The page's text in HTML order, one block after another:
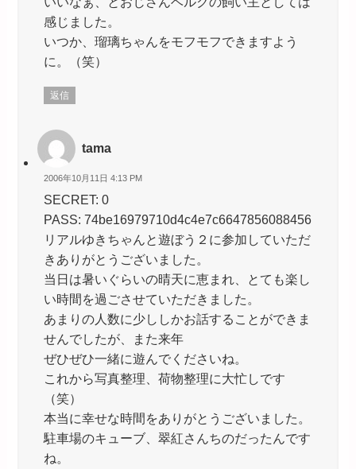
感じました。
いつか、瑠璃ちゃんをモフモフできますよう
に。（笑）
返信
tama
2006年10月11日 4:13 PM
SECRET: 0
PASS: 74be16979710d4c4e7c6647856088456
リアルゆきちゃんと遊ぼう２に参加していただ
きありがとうございました。
当日は暑いぐらいの晴天に恵まれ、とても楽し
い時間を過ごさせていただきました。
あまりの人数に少ししかお話することができま
せんでしたが、また来年
ぜひぜひ一緒に遊んでくださいね。
これから写真整理、荷物整理に大忙しです
（笑）
本当に幸せな時間をありがとうございました。
駐車場のキューブ、翠紅さんちのだったんです
ね。